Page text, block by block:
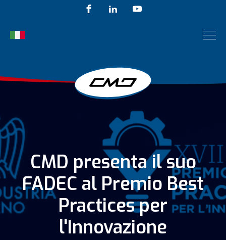
CMD presenta il suo
FADEC al Premio Best
Practices per
l'Innovazione